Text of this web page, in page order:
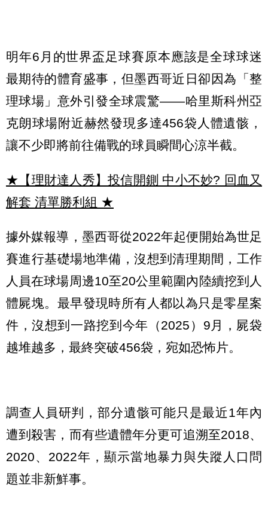
明年6月的世界盃足球賽原本應該是全球球迷
最期待的體育盛事，但墨西哥近日卻因為「整
理球場」意外引發全球震驚——哈里斯科州亞
克朗球場附近赫然發現多達456袋人體遺骸，
讓不少即將前往備戰的球員瞬間心涼半截。
★【理財達人秀】投信開鍘 中小不妙? 回血又
解套 清單勝利組 ★
據外媒報導，墨西哥從2022年起便開始為世足
賽進行基礎場地準備，沒想到清理期間，工作
人員在球場周邊10至20公里範圍內陸續挖到人
體屍塊。最早發現時所有人都以為只是零星案
件，沒想到一路挖到今年（2025）9月，屍袋
越堆越多，最終突破456袋，宛如恐怖片。
調查人員研判，部分遺骸可能只是最近1年內
遭到殺害，而有些遺體年分更可追溯至2018、
2020、2022年，顯示當地暴力與失蹤人口問
題並非新鮮事。